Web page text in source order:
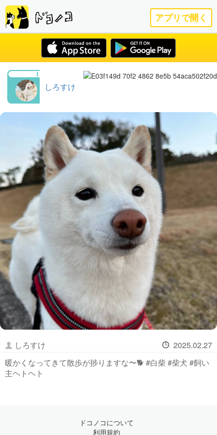
アプリで開く
しろすけ
しろすけ
2025.02.27
暖かくなってきて散歩が捗りますな〜🐕 #白柴 #柴犬 #飼い
主ヘトヘト
ドコノコについて
利用規約